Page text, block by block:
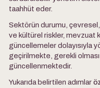
taahhüt eder.
Sektörün durumu,
ve kültürel riskler, mevzuat
güncellemeler dolayısıyla
geçirilmekte, gerekli
güncellenmektedir.
Yukarıda belirtilen adımlar